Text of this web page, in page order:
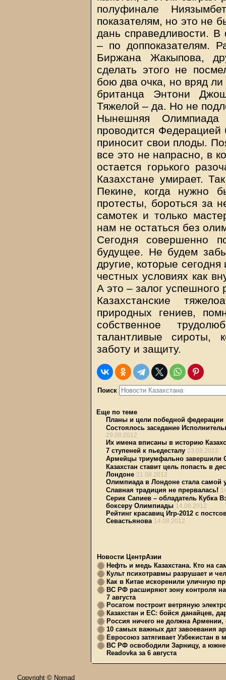
полуфинале
показателям, но это не
дань справедливости.
– по доппоказателям.
Биржана Жакыпова,
сделать этого не
бою два очка, но вряд ли
британца Энтони
Тяжелой – да. Но не
Нынешняя Олимпиада
проводится Федерацией
приносит свои плоды.
все это не напрасно, в
остается горького
Казахстане умирает.
Пекине, когда нужно
протесты, бороться за
самотек и только
нам не остаться без
Сегодня совершенно
будущее. Не будем
другие, которые
честных условиях как
А это – залог успешного
Казахстанские
природных гениев,
собственное
талантливые сироты,
заботу и защиту.
Поиск
Еще по теме
Планы и цели победной федерации
Состоялось заседание
29.08.2012
Их имена вписаны в историю
7 ступеней к пьедесталу 23.08.2012
Армейцы триумфально завершили
Казахстан ставит цель попасть в
Лондоне 21.08.2012
Олимпиада в Лондоне стала самой
Славная традиция не прервалась!
Серик Сапиев – обладатель Кубка
боксеру Олимпиады 14.08.2012
Рейтинг красавиц Игр-2012 с
Севастьянова 14.08.2012
Новости ЦентрАзии
Нефть и медь Казахстана. Кто на
Культ психотравмы разрушает и
Как в Китае искоренили уличную
ВС РФ расширяют зону контроля на
7 августа
Росатом построит ветряную
Казахстан и ЕС: бойся данайцев,
Россия ничего не должна Армении,
10 самых важных дат завоевания
Евросоюз затягивает Узбекистан
ВС РФ освободили Зарницу, а
Readovka за 6 августа
Copyright © Nomad